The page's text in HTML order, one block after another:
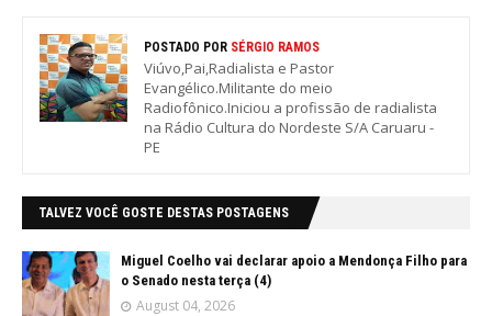
POSTADO POR SÉRGIO RAMOS
Viúvo,Pai,Radialista e Pastor
Evangélico.Militante do meio
Radiofônico.Iniciou a profissão de radialista
na Rádio Cultura do Nordeste S/A Caruaru -
PE
TALVEZ VOCÊ GOSTE DESTAS POSTAGENS
Miguel Coelho vai declarar apoio a Mendonça Filho para
o Senado nesta terça (4)
August 04, 2026